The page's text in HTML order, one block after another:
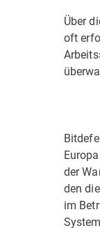
Über
oft
der
den
im